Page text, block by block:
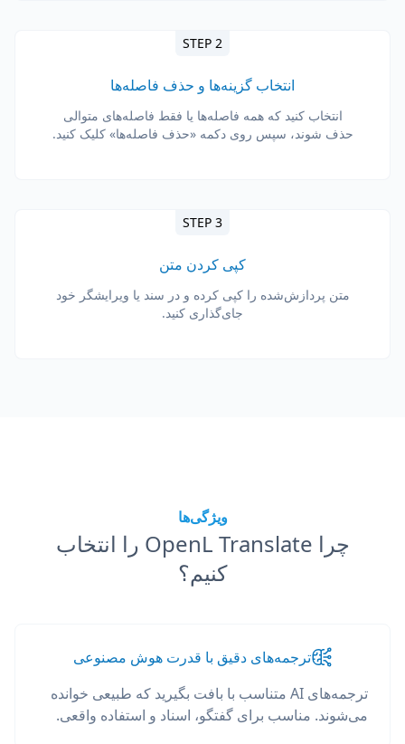
STEP 2
انتخاب گزینه‌ها و حذف فاصله‌ها
انتخاب کنید که همه فاصله‌ها یا فقط فاصله‌های متوالی
حذف شوند، سپس روی دکمه «حذف فاصله‌ها» کلیک کنید.
STEP 3
کپی کردن متن
متن پردازش‌شده را کپی کرده و در سند یا ویرایشگر خود
جای‌گذاری کنید.
ویژگی‌ها
چرا OpenL Translate را انتخاب
کنیم؟
ترجمه‌های دقیق با قدرت هوش مصنوعی
ترجمه‌های AI متناسب با بافت بگیرید که طبیعی خوانده
می‌شوند. مناسب برای گفتگو، اسناد و استفاده واقعی.